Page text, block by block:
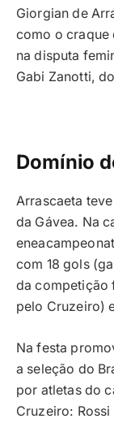
Giorgian de
como o craque
na disputa
Gabi Zanotti,
Domínio
Arrascaeta
da Gávea. Na
com 18 gols
da competição
pelo Cruzeiro)
Na festa
a seleção do
por atletas do
Cruzeiro: